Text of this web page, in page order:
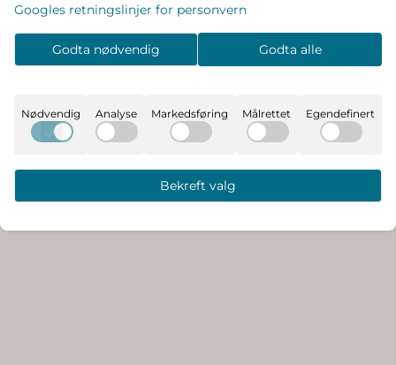
Liewood Oaks Pop-up
leketelt - peach / sea shell
Kjøp
Manhattan Toy - Zoo Winkel
Kjøp
Googles retningslinjer for personvern
Godta nødvendig Godta alle
Nødvendig Analyse Markedsføring Målrettet Egendefinert
Bekreft valg